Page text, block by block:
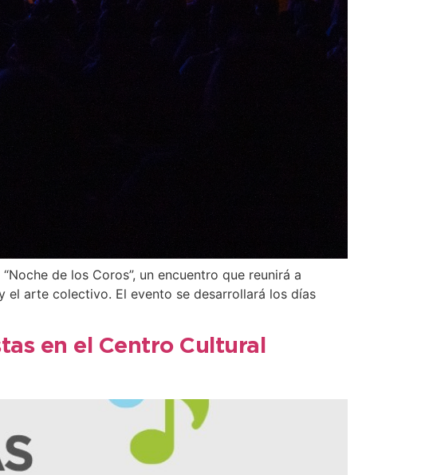
de los Coros”, un encuentro que reunirá a
el arte colectivo. El evento se desarrollará los días
en el Centro Cultural